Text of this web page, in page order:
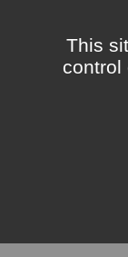
Crédits et
This
control